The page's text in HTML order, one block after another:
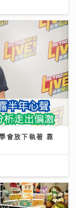
會放下執著 靠